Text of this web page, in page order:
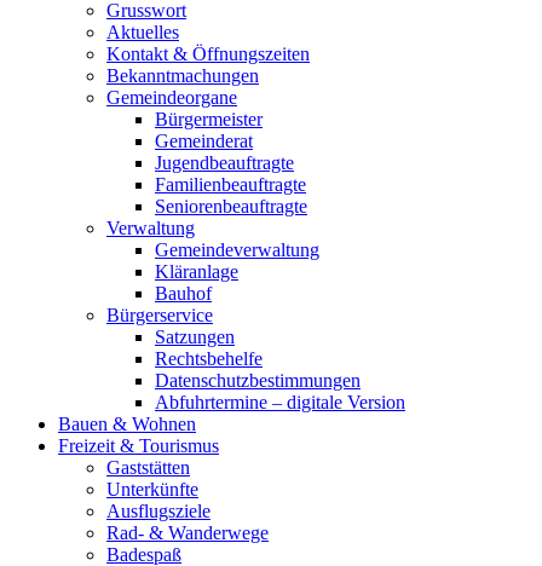
Grusswort
Aktuelles
Kontakt & Öffnungszeiten
Bekanntmachungen
Gemeindeorgane
Bürgermeister
Gemeinderat
Jugendbeauftragte
Familienbeauftragte
Seniorenbeauftragte
Verwaltung
Gemeindeverwaltung
Kläranlage
Bauhof
Bürgerservice
Satzungen
Rechtsbehelfe
Datenschutzbestimmungen
Abfuhrtermine – digitale Version
Bauen & Wohnen
Freizeit & Tourismus
Gaststätten
Unterkünfte
Ausflugsziele
Rad- & Wanderwege
Badespaß